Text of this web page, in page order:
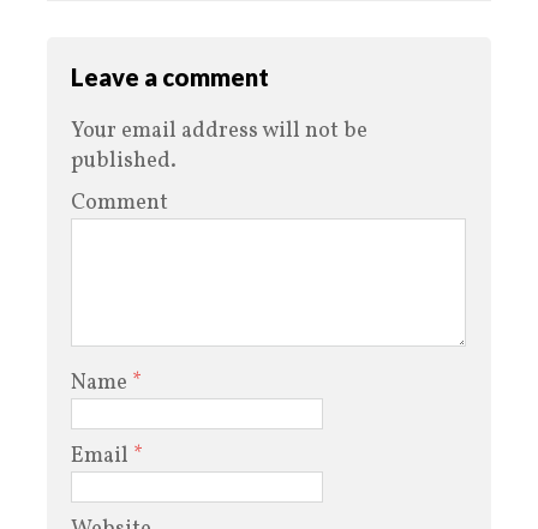
Leave a comment
Your email address will not be
published.
Comment
Name *
Email *